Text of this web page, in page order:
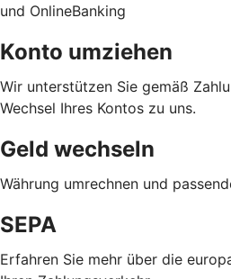
und OnlineBanking
Konto umziehen
Wir unterstützen Sie gemäß
Wechsel Ihres Kontos zu uns.
Geld wechseln
Währung umrechnen und
SEPA
Erfahren Sie mehr über die